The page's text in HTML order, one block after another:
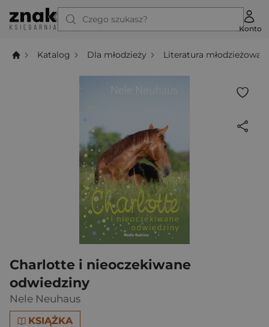
Czego szukasz?
Konto
Katalog Dla młodzieży Literatura młodzieżowa
Charlotte i nieoczekiwane
odwiedziny
Nele Neuhaus
KSIĄŻKA